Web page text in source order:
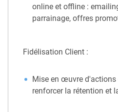
online et offline :
parrainage, offres
Fidélisation Client :
Mise en œuvre
renforcer la rétention et